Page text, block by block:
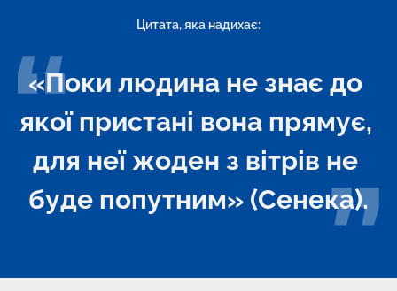
Цитата, яка надихає:
«Поки людина не знає до
якої пристані вона прямує,
для неї жоден з вітрів не
буде попутним» (Сенека).